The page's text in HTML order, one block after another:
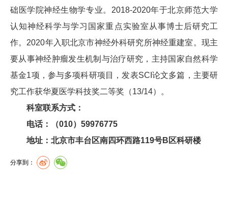
础医学院神经生物学专业。2018-2020年于北京师范大学
认知神经科学与学习国家重点实验室从事博士后研究工
作。2020年入职北京市神经外科研究所神经重建室。现主
要从事神经肿瘤发生机制与治疗研究，主持国家自然科学
基金1项，参与多项科研项目，发表SCI论文多篇，主要研
究工作获华夏医学科技奖二等奖（13/14）。
科室联系方式：
电话：（010）59976775
地址：北京市丰台区南四环西路119号B区科研楼
分享到：